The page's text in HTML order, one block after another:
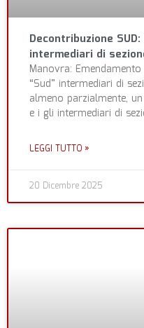
Decontribuzione
intermediari di
Manovra:
“Sud” intermediari di
almeno parzialmente,
e i gli intermediari di
LEGGI TUTTO »
20 Dicembre 2025